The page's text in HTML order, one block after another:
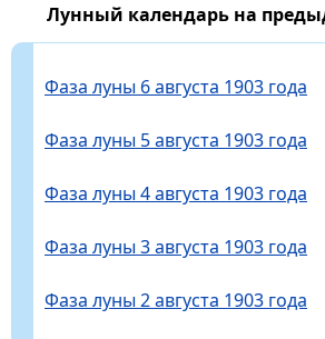
Лунный календарь на
Фаза луны 6 августа 1903 года
Фаза луны 5 августа 1903 года
Фаза луны 4 августа 1903 года
Фаза луны 3 августа 1903 года
Фаза луны 2 августа 1903 года